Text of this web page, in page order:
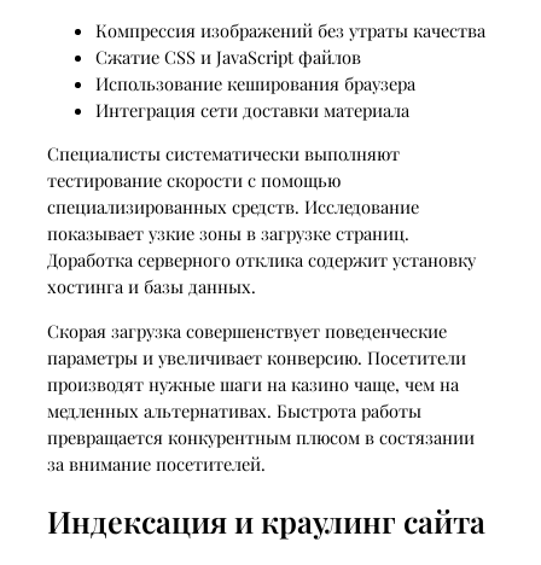
Компрессия изображений без утраты качества
Сжатие CSS и JavaScript файлов
Использование кеширования браузера
Интеграция сети доставки материала
Специалисты систематически выполняют
тестирование скорости с помощью
специализированных средств. Исследование
показывает узкие зоны в загрузке страниц.
Доработка серверного отклика содержит установку
хостинга и базы данных.
Скорая загрузка совершенствует поведенческие
параметры и увеличивает конверсию. Посетители
производят нужные шаги на казино чаще, чем на
медленных альтернативах. Быстрота работы
превращается конкурентным плюсом в состязании
за внимание посетителей.
Индексация и краулинг сайта